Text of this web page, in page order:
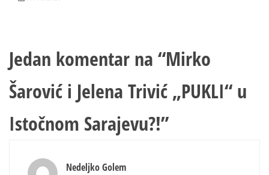
Jedan komentar na “Mirko
Šarović i Jelena Trivić „PUKLI“ u
Istočnom Sarajevu?!”
Nedeljko Golem